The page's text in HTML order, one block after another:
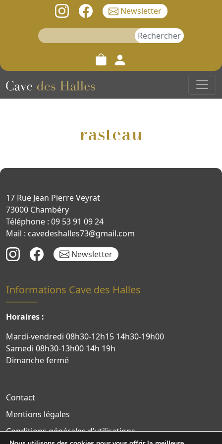
Newsletter
Rechercher :
rasteau
17 Rue Jean Pierre Veyrat
73000 Chambéry
Téléphone : 09 53 91 09 24
Mail : cavedeshalles73@gmail.com
Newsletter
Informations Cave des Halles
Horaires :
Mardi-vendredi 08h30-12h15 14h30-19h00
Samedi 08h30-13h00 14h 19h
Dimanche fermé
Contact
Mentions légales
Conditions générales d’utilisations